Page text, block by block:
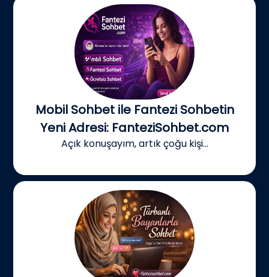
Mobil Sohbet ile Fantezi Sohbetin
Yeni Adresi: FanteziSohbet.com
Açık konuşayım, artık çoğu kişi...